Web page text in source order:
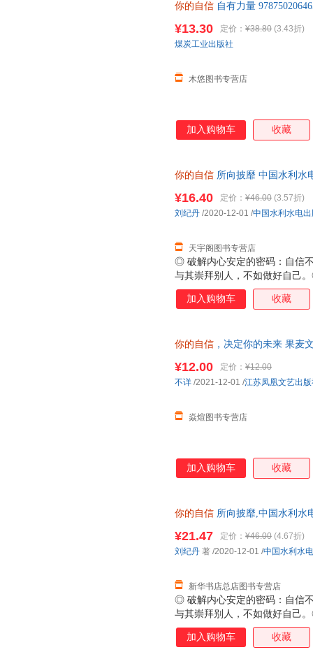
你的自信 自有力量
¥13.30 定价： ¥38.80 (3.43折)
木悠图书专营店
煤炭工业出版社
加入购物车 收藏
你的自信 所向披靡 中国水利水
◎ 破解内心安定的密码：自信
与其崇拜别人，不如做好自己
的人肯对自己下狠手；悄悄努
一次失败。◎ 从低自尊到高度
¥16.40 定价： ¥46.00 (3.57折)
天宇阁图书专营店
刘纪丹 /2020-12-01 /中国水利水电
加入购物车 收藏
你的自信 ，决定你的未来 果麦
¥12.00 定价： ¥12.00
焱煊图书专营店
不详 /2021-12-01 /江苏凤凰文艺出
加入购物车 收藏
你的自信 所向披靡,中国水利水
13284178503
◎ 破解内心安定的密码：自信
与其崇拜别人，不如做好自己
的人肯对自己下狠手；悄悄努
一次失败。◎ 从低自尊到高度
¥21.47 定价： ¥46.00 (4.67折)
新华书店总店图书专营店
刘纪丹 著 /2020-12-01 /中国水利水
加入购物车 收藏